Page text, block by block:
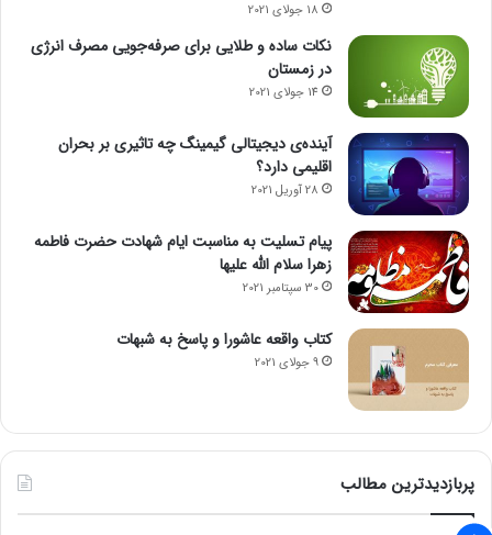
18 جولای 2021
نکات ساده و طلایی برای صرفه‌جویی مصرف انرژی
در زمستان
14 جولای 2021
آینده‌ی دیجیتالی گیمینگ چه تاثیری بر بحران
اقلیمی دارد؟
28 آوریل 2021
پیام تسلیت به مناسبت ایام شهادت حضرت فاطمه
زهرا سلام الله علیها
30 سپتامبر 2021
کتاب واقعه عاشورا و پاسخ به شبهات
9 جولای 2021
پربازدیدترین مطالب